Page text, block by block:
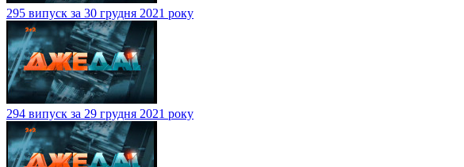
295 випуск за 30 грудня 2021 року
294 випуск за 29 грудня 2021 року